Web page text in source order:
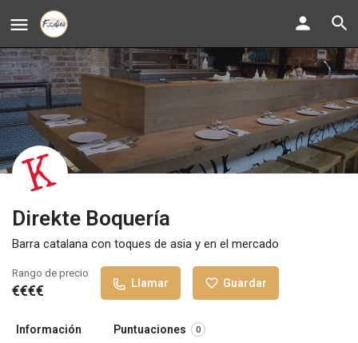
Direkte Boquería
Barra catalana con toques de asia y en el mercado
Rango de precio
€€€€ Llamar Guardar
Información Puntuaciones 0